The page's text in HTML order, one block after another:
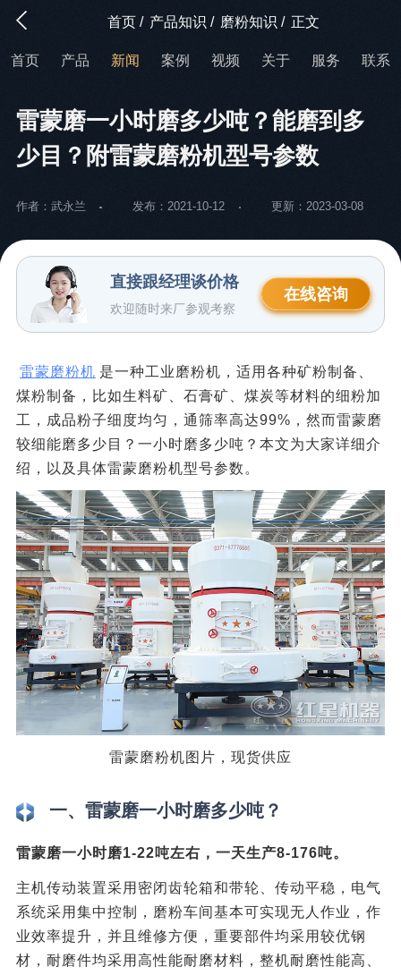
首页 / 产品知识 / 磨粉知识 / 正文
首页 产品 新闻 案例 视频 关于 服务 联系
雷蒙磨一小时磨多少吨？能磨到多
少目？附雷蒙磨粉机型号参数
作者：武永兰 发布：2021-10-12 更新：2023-03-08
直接跟经理谈价格
欢迎随时来厂参观考察
在线咨询
雷蒙磨粉机 是一种工业磨粉机，适用各种矿粉制备、
煤粉制备，比如生料矿、石膏矿、煤炭等材料的细粉加
工，成品粉子细度均匀，通筛率高达99%，然而雷蒙磨
较细能磨多少目？一小时磨多少吨？本文为大家详细介
绍，以及具体雷蒙磨粉机型号参数。
雷蒙磨粉机图片，现货供应
一、雷蒙磨一小时磨多少吨？
雷蒙磨一小时磨1-22吨左右，一天生产8-176吨。
主机传动装置采用密闭齿轮箱和带轮、传动平稳，电气
系统采用集中控制，磨粉车间基本可实现无人作业，作
业效率提升，并且维修方便，重要部件均采用较优钢
材，耐磨件均采用高性能耐磨材料，整机耐磨性能高、